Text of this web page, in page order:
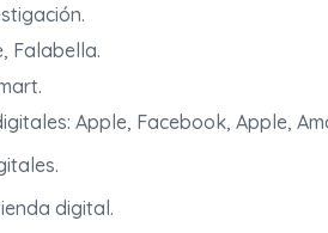
Falabella.
Apple, Facebook, Apple,
digital.